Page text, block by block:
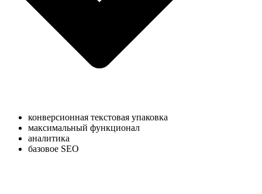
конверсионная текстовая упаковка
максимальный функционал
аналитика
базовое SEO